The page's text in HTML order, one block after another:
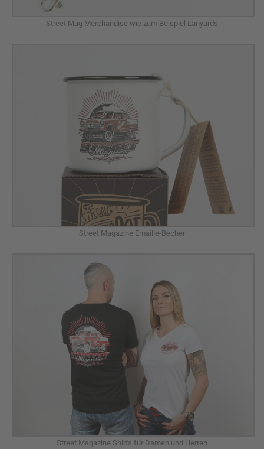
Street Mag Merchandise wie zum Beispiel Lanyards
Street Magazine Emaille-Becher
Street Magazine Shirts für Damen und Herren